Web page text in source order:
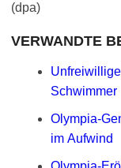
(dpa)
VERWANDTE
Schwimmer
Olympia-
im Aufwind